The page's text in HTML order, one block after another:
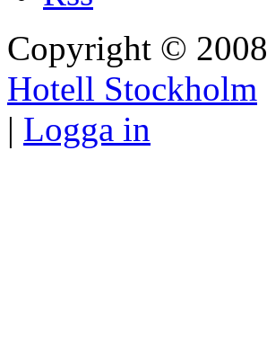
Copyright © 2008
Hotell Stockholm
| Logga in